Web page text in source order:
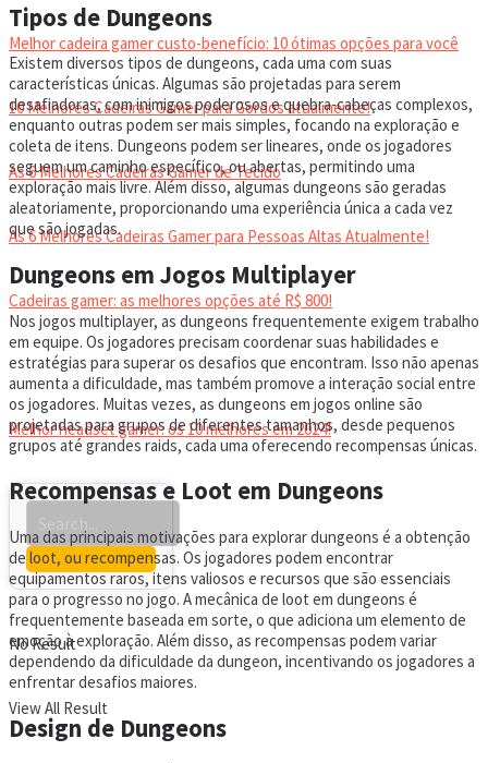
Melhor cadeira gamer custo-benefício: 10 ótimas opções para você
10 Melhores Cadeiras Gamer para Gordos atualmente!
As 6 Melhores Cadeiras Gamer de Tecido
As 6 Melhores Cadeiras Gamer para Pessoas Altas Atualmente!
Cadeiras gamer: as melhores opções até R$ 800!
HEADSET
Melhor headset gamer: os 10 melhores em 2024!
No Result
View All Result
Tipos de Dungeons
Existem diversos tipos de dungeons, cada uma com suas
características únicas. Algumas são projetadas para serem
desafiadoras, com inimigos poderosos e quebra-cabeças complexos,
enquanto outras podem ser mais simples, focando na exploração e
coleta de itens. Dungeons podem ser lineares, onde os jogadores
seguem um caminho específico, ou abertas, permitindo uma
exploração mais livre. Além disso, algumas dungeons são geradas
aleatoriamente, proporcionando uma experiência única a cada vez
que são jogadas.
Dungeons em Jogos Multiplayer
Nos jogos multiplayer, as dungeons frequentemente exigem trabalho
em equipe. Os jogadores precisam coordenar suas habilidades e
estratégias para superar os desafios que encontram. Isso não apenas
aumenta a dificuldade, mas também promove a interação social entre
os jogadores. Muitas vezes, as dungeons em jogos online são
projetadas para grupos de diferentes tamanhos, desde pequenos
grupos até grandes raids, cada uma oferecendo recompensas únicas.
Recompensas e Loot em Dungeons
Uma das principais motivações para explorar dungeons é a obtenção
de loot, ou recompensas. Os jogadores podem encontrar
equipamentos raros, itens valiosos e recursos que são essenciais
para o progresso no jogo. A mecânica de loot em dungeons é
frequentemente baseada em sorte, o que adiciona um elemento de
emoção à exploração. Além disso, as recompensas podem variar
dependendo da dificuldade da dungeon, incentivando os jogadores a
enfrentar desafios maiores.
Design de Dungeons